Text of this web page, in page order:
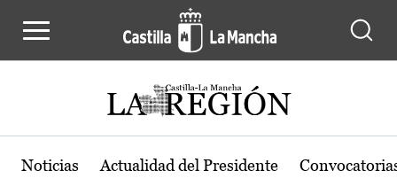
Actualidad de la región de Castilla-
Noticias Actualidad del Presidente